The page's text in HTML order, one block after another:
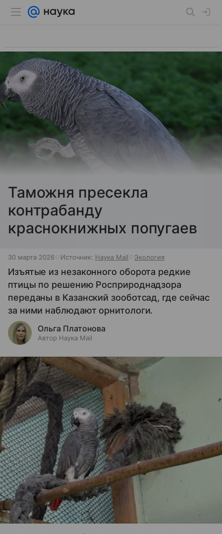
Таможня пресекла
контрабанду
краснокнижных попугаев
30 марта 2026 Источник: Наука Mail Экология
Изъятые из незаконного оборота редкие
птицы по решению Росприроднадзора
переданы в Казанский зооботсад, где сейчас
за ними наблюдают орнитологи.
Ольга Платонова
Автор Наука Mail